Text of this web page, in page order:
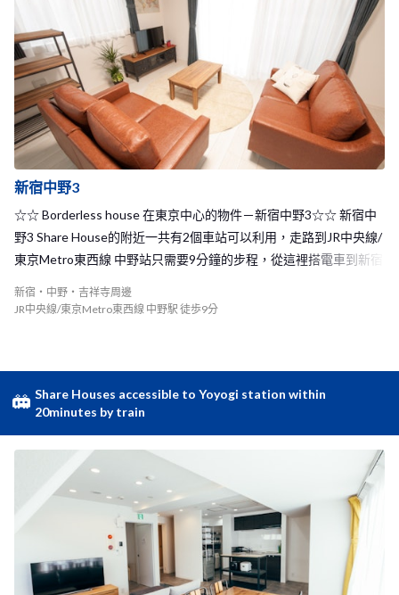
新宿中野3
☆☆ Borderless house 在東京中心的物件－新宿中野3☆☆ 新宿中
野3 Share House的附近一共有2個車站可以利用，走路到JR中央線/
東京Metro東西線 中野站只需要9分鐘的步程，從這裡搭電車到新宿
到東京Metro丸之内線的新中野站更只要6分鐘，地理交通位置非常
且客廳有著大投影幕，能夠聚在這裡一起欣賞電影，享受同樂的時
光。 新宿中野3 Share House為在寧靜的住宅區，在徒步5分鐘的距
離及可以抵達便利商店、超市或是公共澡堂，生活機能非常便利，
附近也有公園，可以在休假的時光和室友們一起到公園散步或野
餐！在中野車站附近更是相當的熱鬧，擁有許多的餐廳、居酒屋，
以及在商店街內也有各式各樣的店林立，可以到這裡逛街，或是購
買到所有你所需要的商品，住在這裡完全不需要擔心會感到無聊。
新宿中野3 Share House的附近還有我們的新宿中野1和2 Share Hou
se，能夠擁有更多的機會交到來自世界各地的朋友！如此棒的的生
活環境，超級推薦給將至東京展開新生活的你唷！
新宿・中野・吉祥寺周邊
JR中央線/東京Metro東西線 中野駅 徒歩9分
Share Houses accessible to Yoyogi station within
20minutes by train